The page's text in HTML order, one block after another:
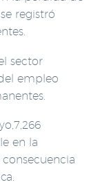
registró
sector
empleo
en la